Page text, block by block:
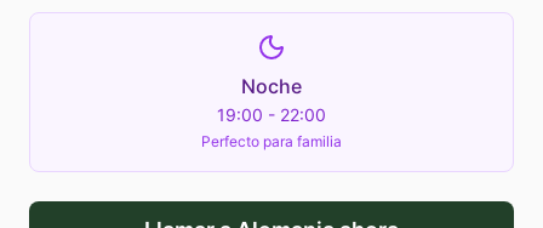
Noche
19:00 - 22:00
Perfecto para familia